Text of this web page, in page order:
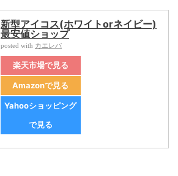
新型アイコス(ホワイトorネイビー)
最安値ショップ
posted with カエレバ
楽天市場で見る
Amazonで見る
Yahooショッピング
で見る